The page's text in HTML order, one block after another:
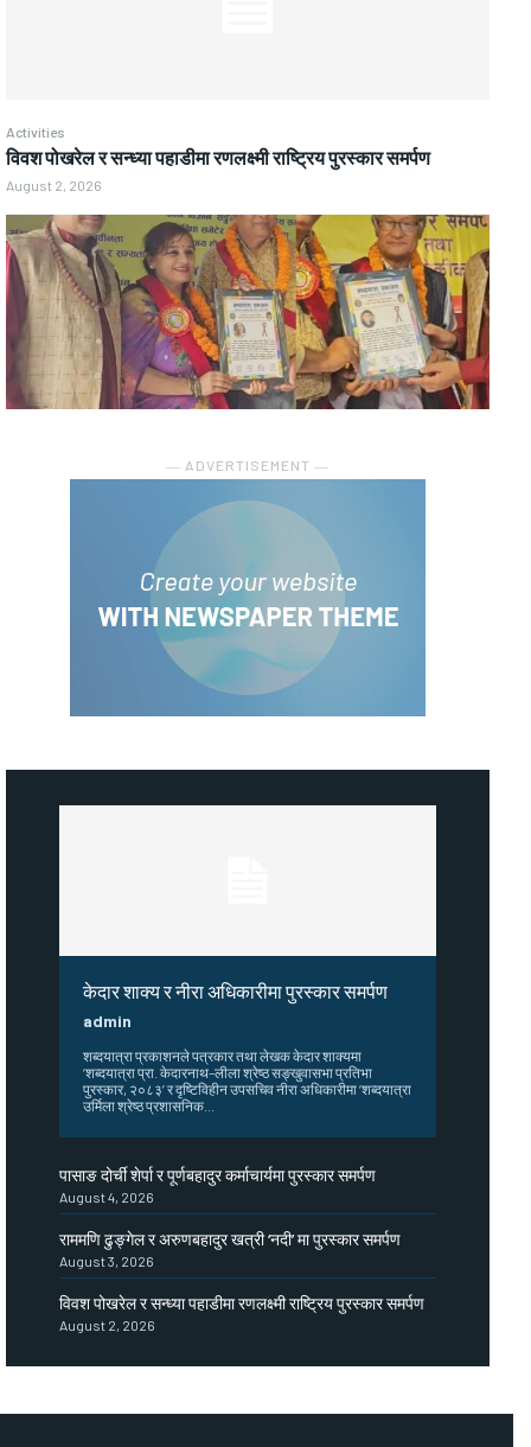
Activities
विवश पोखरेल र सन्ध्या पहाडीमा रणलक्ष्मी राष्ट्रिय पुरस्कार समर्पण
August 2, 2026
― ADVERTISEMENT ―
केदार शाक्य र नीरा अधिकारीमा पुरस्कार समर्पण
admin
शब्दयात्रा प्रकाशनले पत्रकार तथा लेखक केदार शाक्यमा
‘शब्दयात्रा प्रा. केदारनाथ–लीला श्रेष्ठ सङ्खुवासभा प्रतिभा
पुरस्कार, २०८३’ र दृष्टिविहीन उपसचिव नीरा अधिकारीमा ‘शब्दयात्रा
उर्मिला श्रेष्ठ प्रशासनिक...
पासाङ दोर्ची शेर्पा र पूर्णबहादुर कर्माचार्यमा पुरस्कार समर्पण
August 4, 2026
राममणि ढुङ्गेल र अरुणबहादुर खत्री ‘नदी’ मा पुरस्कार समर्पण
August 3, 2026
विवश पोखरेल र सन्ध्या पहाडीमा रणलक्ष्मी राष्ट्रिय पुरस्कार समर्पण
August 2, 2026